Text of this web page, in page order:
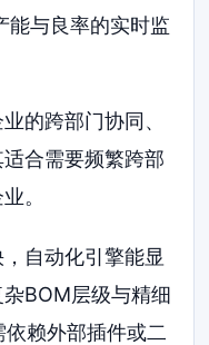
能与良率的实时监
的跨部门协同、
合需要频繁跨部
。
自动化引擎能显
BOM层级与精细
赖外部插件或二